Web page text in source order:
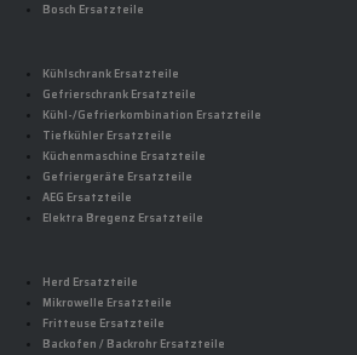
Bosch Ersatzteile
Kühlschrank Ersatzteile
Gefrierschrank Ersatzteile
Kühl-/Gefrierkombination Ersatzteile
Tiefkühler Ersatzteile
Küchenmaschine Ersatzteile
Gefriergeräte Ersatzteile
AEG Ersatzteile
Elektra Bregenz Ersatzteile
Herd Ersatzteile
Mikrowelle Ersatzteile
Fritteuse Ersatzteile
Backofen / Backrohr Ersatzteile